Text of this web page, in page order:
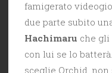
famigerato
due parte subito
Hachimaru che gli
con lui se lo
sceglie Orchid,